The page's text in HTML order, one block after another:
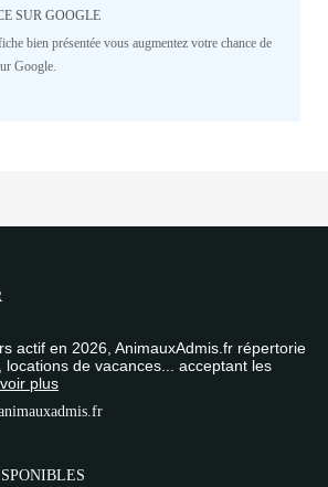
SUR GOOGLE
bien présentée vous augmentez votre chance de
Google.
actif en 2026, AnimauxAdmis.fr répertorie
locations de vacances... acceptant les
plus